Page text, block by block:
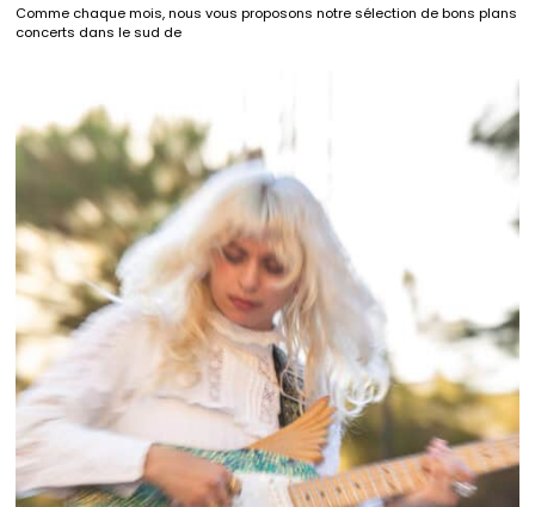
Comme chaque mois, nous vous proposons notre sélection de bons plans
concerts dans le sud de